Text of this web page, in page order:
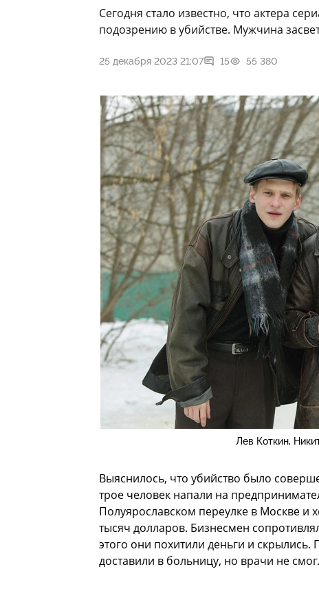
Сегодня стало известно, что актера
подозрению в убийстве. Мужчина
25 декабря 2023 21:07 15 55 380
Лев Коткин,
Выяснилось, что убийство было
трое человек напали на
Полуярославском переулке в Москве и
тысяч долларов. Бизнесмен
этого они похитили деньги и
доставили в больницу, но врачи не